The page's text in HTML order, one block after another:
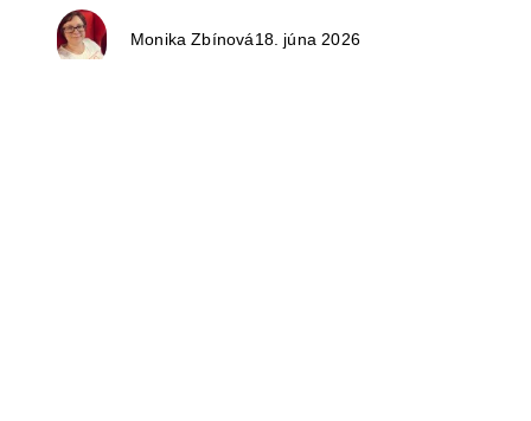
Monika Zbínová18. júna 2026